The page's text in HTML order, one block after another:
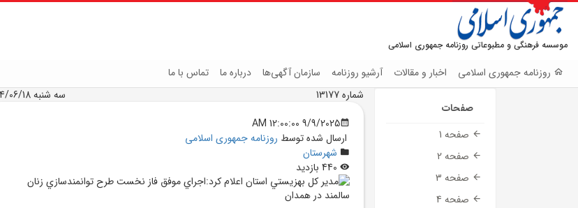
موسسه فرهنگی و مطبوعاتی روزنامه جمهوری اسلامی
روزنامه جمهوری اسلامی اخبار و مقالات آرشیو روزنامه سازمان آگهی‌ها درباره ما تماس با ما
صفحات
صفحه 1
صفحه 2
صفحه 3
صفحه 4
شماره 13177
سه شنبه 1404/06/18
9/9/2025 12:00:00 AM
ارسال شده توسط روزنامه جمهوری اسلامی
شهرستان